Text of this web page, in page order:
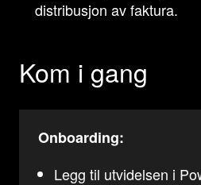
distribusjon av faktura.
Kom i gang
Onboarding:
Legg til utvidelsen i